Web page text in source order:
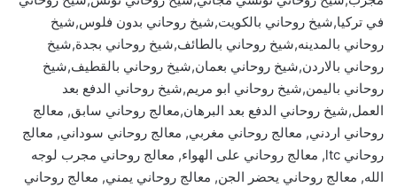
في تركيا,شيخ روحاني بالكويت,شيخ روحاني بدون فلوس,شيخ
روحاني بالمدينه,شيخ روحاني بالطائف,شيخ روحاني بجدة,شيخ
روحاني بالاردن,شيخ روحاني بعمان,شيخ روحاني بالقطيف,شيخ
روحاني باليمن,شيخ روحاني ابو مريم,شيخ روحاني الدفع بعد
العمل,شيخ روحاني الدفع بعد البرهان,معالج روحاني سابق, معالج
روحاني اردني, معالج روحاني مغربي, معالج روحاني سوداني, معالج
روحاني ltc, معالج روحاني على الهواء, معالج روحاني مجرب لوجه
الله, معالج روحاني يحضر الجن, معالج روحاني يمني, معالج روحاني